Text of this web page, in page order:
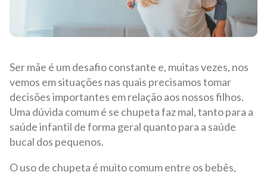
Ser mãe é um desafio constante e, muitas vezes, nos
vemos em situações nas quais precisamos tomar
decisões importantes em relação aos nossos filhos.
Uma dúvida comum é se chupeta faz mal, tanto para a
saúde infantil de forma geral quanto para a saúde
bucal dos pequenos.
O uso de chupeta é muito comum entre os bebês,